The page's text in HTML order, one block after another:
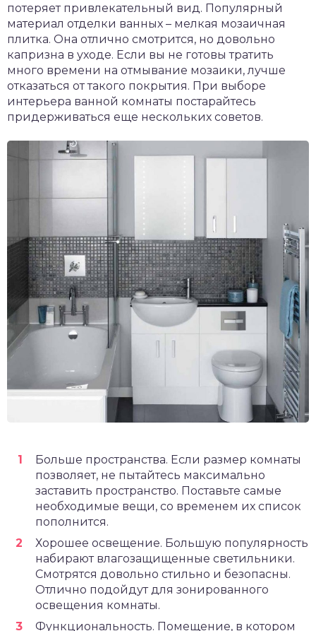
потеряет привлекательный вид. Популярный
материал отделки ванных – мелкая мозаичная
плитка. Она отлично смотрится, но довольно
капризна в уходе. Если вы не готовы тратить
много времени на отмывание мозаики, лучше
отказаться от такого покрытия. При выборе
интерьера ванной комнаты постарайтесь
придерживаться еще нескольких советов.
Больше пространства. Если размер комнаты
позволяет, не пытайтесь максимально
заставить пространство. Поставьте самые
необходимые вещи, со временем их список
пополнится.
Хорошее освещение. Большую популярность
набирают влагозащищенные светильники.
Смотрятся довольно стильно и безопасны.
Отлично подойдут для зонированного
освещения комнаты.
Функциональность. Помещение, в котором